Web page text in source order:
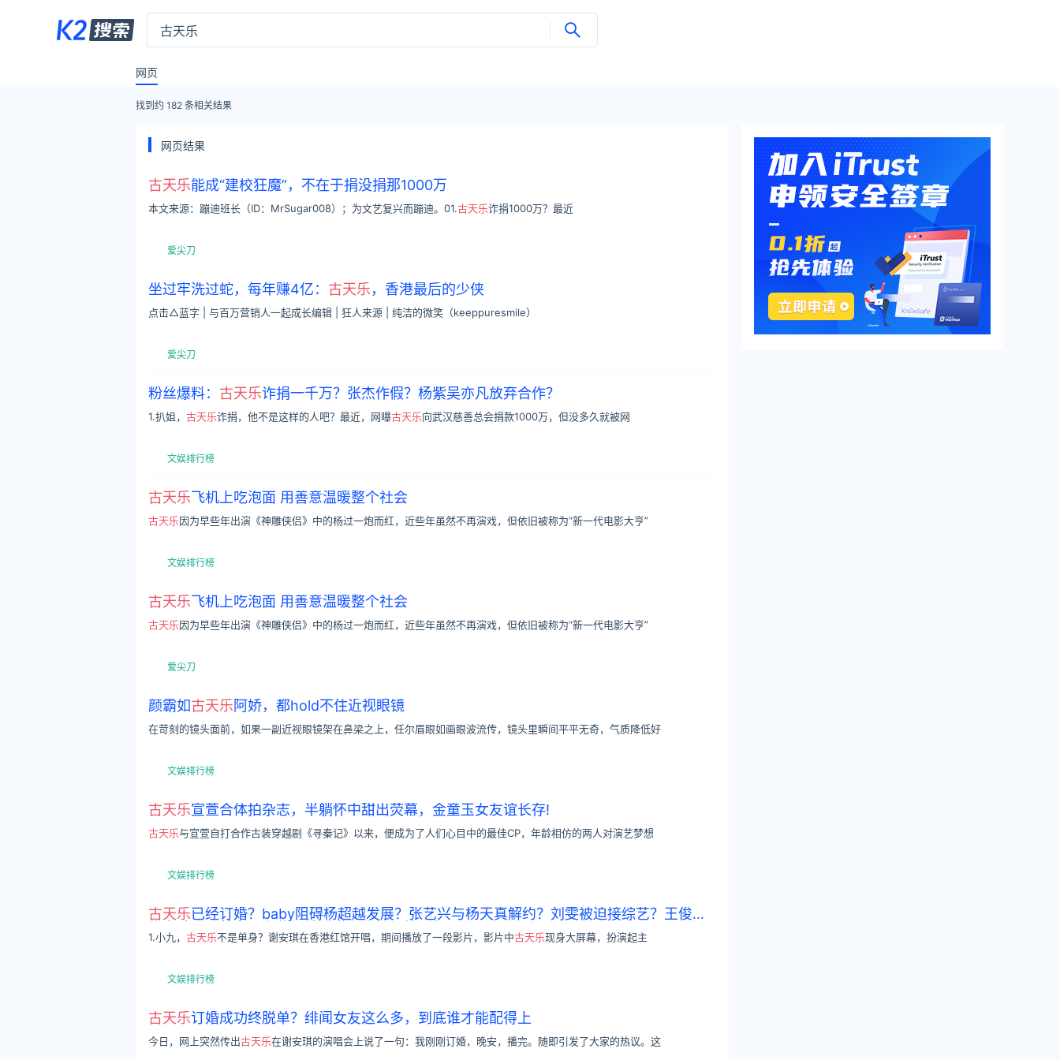
网页
找到约 182 条相关结果
网页结果
古天乐能成“建校狂魔”，不在于捐没捐那1000万
本文来源：蹦迪班长（ID：MrSugar008）；为文艺复兴而蹦迪。01.古天乐诈捐1000万？最近
爱尖刀
坐过牢洗过蛇，每年赚4亿： 古天乐，香港最后的少侠
点击△蓝字 | 与百万营销人一起成长编辑 | 狂人来源 | 纯洁的微笑（keeppuresmile）
爱尖刀
粉丝爆料： 古天乐诈捐一千万？张杰作假？杨紫吴亦凡放弃合作？
1.扒姐， 古天乐诈捐，他不是这样的人吧？最近，网曝古天乐向武汉慈善总会捐款1000万，但没多久就被网
文娱排行榜
古天乐飞机上吃泡面 用善意温暖整个社会
古天乐因为早些年出演《神雕侠侣》中的杨过一炮而红，近些年虽然不再演戏，但依旧被称为“新一代电影大亨”
文娱排行榜
古天乐飞机上吃泡面 用善意温暖整个社会
古天乐因为早些年出演《神雕侠侣》中的杨过一炮而红，近些年虽然不再演戏，但依旧被称为“新一代电影大亨”
爱尖刀
颜霸如古天乐阿娇，都hold不住近视眼镜
在苛刻的镜头面前，如果一副近视眼镜架在鼻梁之上，任尔眉眼如画眼波流传，镜头里瞬间平平无奇，气质降低好
文娱排行榜
古天乐宣萱合体拍杂志，半躺怀中甜出荧幕，金童玉女友谊长存!
古天乐与宣萱自打合作古装穿越剧《寻秦记》以来，便成为了人们心目中的最佳CP，年龄相仿的两人对演艺梦想
文娱排行榜
古天乐已经订婚？baby阻碍杨超越发展？张艺兴与杨天真解约？刘雯被迫接综艺？王俊凯
1.小九， 古天乐不是单身？谢安琪在香港红馆开唱，期间播放了一段影片，影片中古天乐现身大屏幕，扮演起主
文娱排行榜
古天乐订婚成功终脱单？绯闻女友这么多，到底谁才能配得上
今日，网上突然传出古天乐在谢安琪的演唱会上说了一句：我刚刚订婚，晚安，播完。随即引发了大家的热议。这